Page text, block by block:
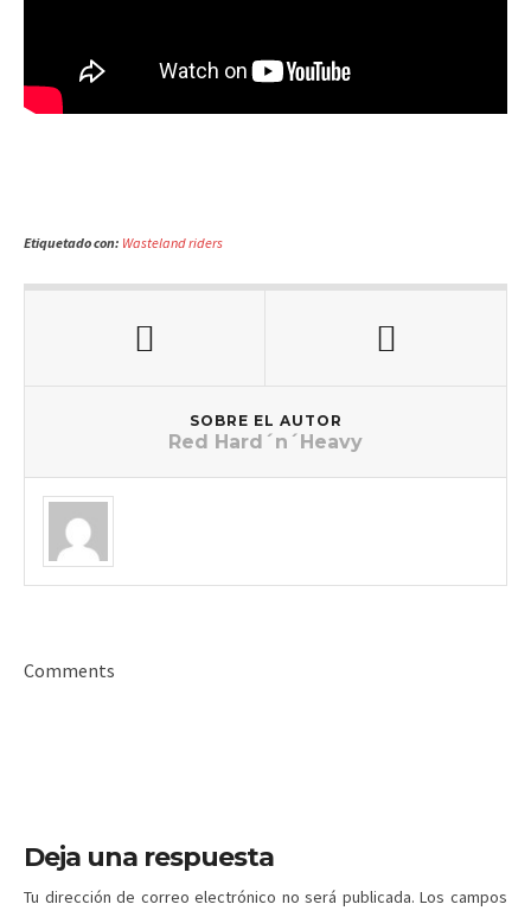
Etiquetado con: Wasteland riders
SOBRE EL AUTOR
Red Hard´n´Heavy
Comments
Deja una respuesta
Tu dirección de correo electrónico no será publicada. Los campos